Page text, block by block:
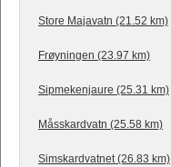
Store Majavatn (21.52 km)
Frøyningen (23.97 km)
Sipmekenjaure (25.31 km)
Måsskardvatn (25.58 km)
Simskardvatnet (26.83 km)